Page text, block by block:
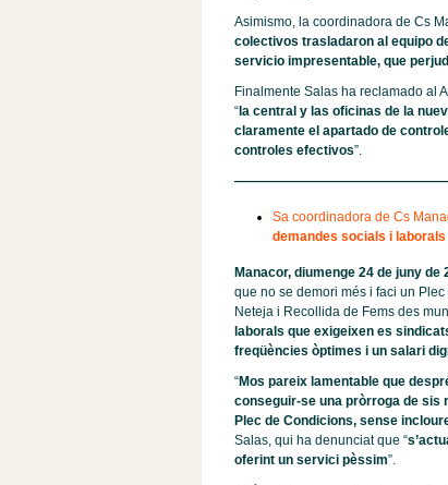
Asimismo, la coordinadora de Cs
colectivos trasladaron al equipo
servicio impresentable, que
Finalmente Salas ha reclamado al
“la central y las oficinas de la
claramente el apartado de
controles efectivos”.
Sa coordinadora de Cs
demandes socials i
Manacor, diumenge 24 de juny de
que no se demori més i faci un
Neteja i Recollida de Fems des
laborals que exigeixen es
freqüències òptimes i un salari
“Mos pareix lamentable que
conseguir-se una pròrroga de sis
Plec de Condicions, sense
Salas, qui ha denunciat que “
oferint un servici pèssim”.